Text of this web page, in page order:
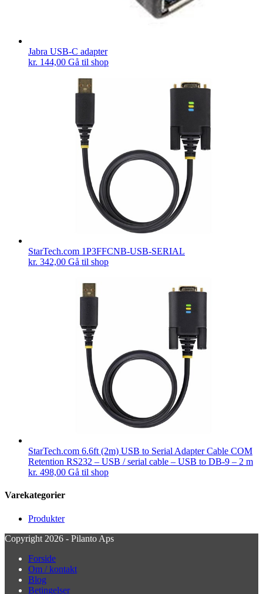
Jabra USB-C adapter
kr. 144,00 Gå til shop
StarTech.com 1P3FFCNB-USB-SERIAL
kr. 342,00 Gå til shop
StarTech.com 6.6ft (2m) USB to Serial Adapter Cable COM
Retention RS232 – USB / serial cable – USB to DB-9 – 2 m
kr. 498,00 Gå til shop
Varekategorier
Produkter
Copyright 2026 - Pilanto Aps
Forside
Om / kontakt
Blog
Betingelser